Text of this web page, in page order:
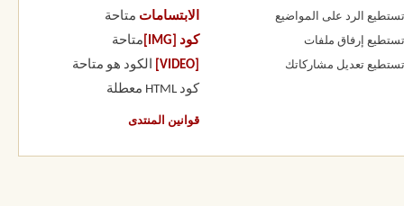
تستطيع الرد على المواضيع
تستطيع إرفاق ملفات
تستطيع تعديل مشاركاتك
الابتسامات متاحة
كود [IMG]
متاحة
الكود هو متاحة
كود HTML
معطلة
قوانين المنتدى